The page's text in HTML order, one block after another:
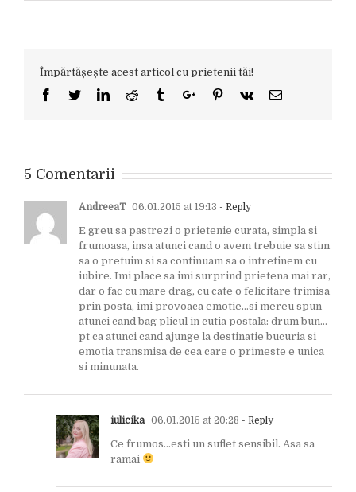
Împărtășește acest articol cu prietenii tăi!
Facebook
TwitterLinkedinReddit TumblrGoogle+Pinterest
Vk Email
5 Comentarii
AndreeaT 06.01.2015 at 19:13 - Reply
E greu sa pastrezi o prietenie curata, simpla si
frumoasa, insa atunci cand o avem trebuie sa stim
sa o pretuim si sa continuam sa o intretinem cu
iubire. Imi place sa imi surprind prietena mai rar,
dar o fac cu mare drag, cu cate o felicitare trimisa
prin posta, imi provoaca emotie…si mereu spun
atunci cand bag plicul in cutia postala: drum bun…
pt ca atunci cand ajunge la destinatie bucuria si
emotia transmisa de cea care o primeste e unica
si minunata.
iulicika 06.01.2015 at 20:28 - Reply
Ce frumos…esti un suflet sensibil. Asa sa
ramai